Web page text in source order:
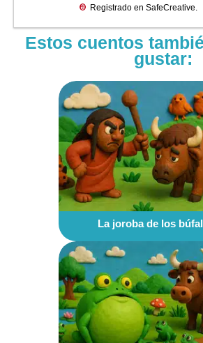
Estos cuentos
gustar:
La joroba de los